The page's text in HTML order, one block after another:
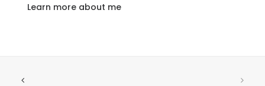
Learn more about me